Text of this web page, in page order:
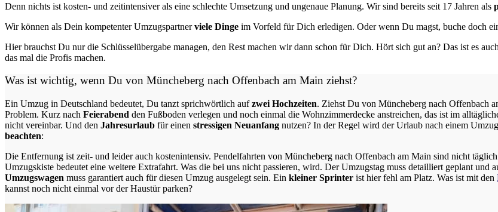
Denn nichts ist kosten- und zeitintensiver als eine schlechte Umsetzung und ungenaue Planung. Wir sind bereits seit 17 Jahren als
Wir können als Dein kompetenter Umzugspartnerviele Dinge im Vorfeld für Dich erledigen. Oder wenn Du magst, buche doch
Hier brauchst Du nur die Schlüsselübergabe managen, den Rest machen wir dann schon für Dich. Hört sich gut an? Das ist es
das mal die Profis machen.
Was ist wichtig, wenn Du von Müncheberg nach Offenbach am Main ziehst?
Ein Umzug in Deutschland bedeutet, Du tanzt sprichwörtlich aufzwei Hochzeiten. Ziehst Du von Müncheberg nach Offenbach
Problem. Kurz nach Feierabend den Fußboden verlegen und noch einmal die Wohnzimmerdecke anstreichen, das ist im
nicht vereinbar. Und den Jahresurlaub für einen stressigen Neuanfang nutzen? In der Regel wird der Urlaub nach einem
beachten:
Die Entfernung ist zeit- und leider auch kostenintensiv. Pendelfahrten von Müncheberg nach Offenbach am Main sind nicht
Umzugskiste bedeutet eine weitere Extrafahrt. Was die bei uns nicht passieren, wird. Der Umzugstag muss detailliert geplant und
Umzugswagen muss garantiert auch für diesen Umzug ausgelegt sein. Ein kleiner Sprinter ist hier fehl am Platz. Was ist mit den
kannst noch nicht einmal vor der Haustür parken?